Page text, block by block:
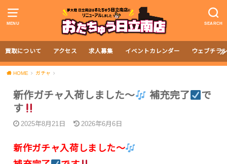
MENU SEARCH
買取について アクセス 求人募集 イベントカレンダー ウェブチラ
HOME ガチャ
新作ガチャ入荷しました〜 補充完了
で
す
2025年8月21日 2026年6月6日
新作ガチャ入荷しました〜